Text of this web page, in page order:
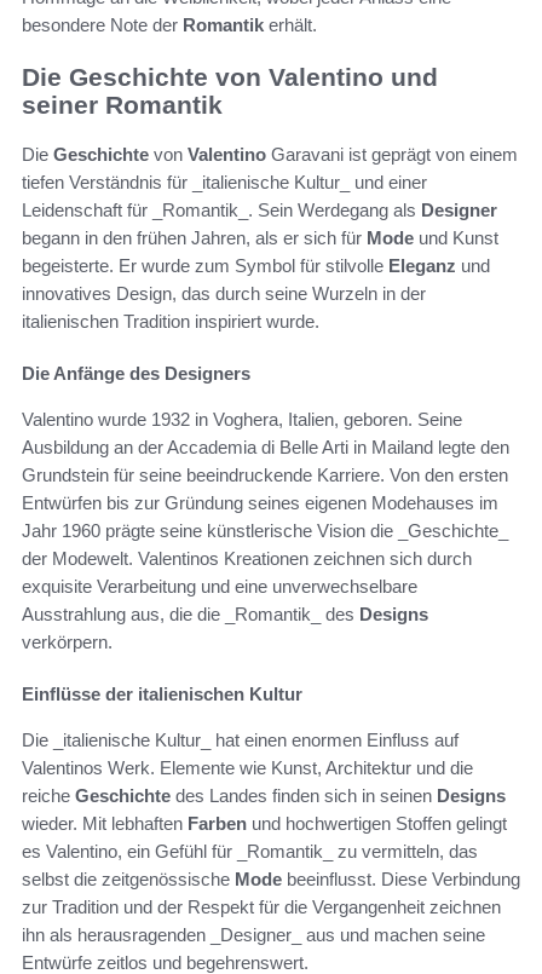
besondere Note der Romantik erhält.
Die Geschichte von Valentino und
seiner Romantik
Die Geschichte von Valentino Garavani ist geprägt von einem
tiefen Verständnis für _italienische Kultur_ und einer
Leidenschaft für _Romantik_. Sein Werdegang als Designer
begann in den frühen Jahren, als er sich für Mode und Kunst
begeisterte. Er wurde zum Symbol für stilvolle Eleganz und
innovatives Design, das durch seine Wurzeln in der
italienischen Tradition inspiriert wurde.
Die Anfänge des Designers
Valentino wurde 1932 in Voghera, Italien, geboren. Seine
Ausbildung an der Accademia di Belle Arti in Mailand legte den
Grundstein für seine beeindruckende Karriere. Von den ersten
Entwürfen bis zur Gründung seines eigenen Modehauses im
Jahr 1960 prägte seine künstlerische Vision die _Geschichte_
der Modewelt. Valentinos Kreationen zeichnen sich durch
exquisite Verarbeitung und eine unverwechselbare
Ausstrahlung aus, die die _Romantik_ des Designs
verkörpern.
Einflüsse der italienischen Kultur
Die _italienische Kultur_ hat einen enormen Einfluss auf
Valentinos Werk. Elemente wie Kunst, Architektur und die
reiche Geschichte des Landes finden sich in seinen Designs
wieder. Mit lebhaften Farben und hochwertigen Stoffen gelingt
es Valentino, ein Gefühl für _Romantik_ zu vermitteln, das
selbst die zeitgenössische Mode beeinflusst. Diese Verbindung
zur Tradition und der Respekt für die Vergangenheit zeichnen
ihn als herausragenden _Designer_ aus und machen seine
Entwürfe zeitlos und begehrenswert.